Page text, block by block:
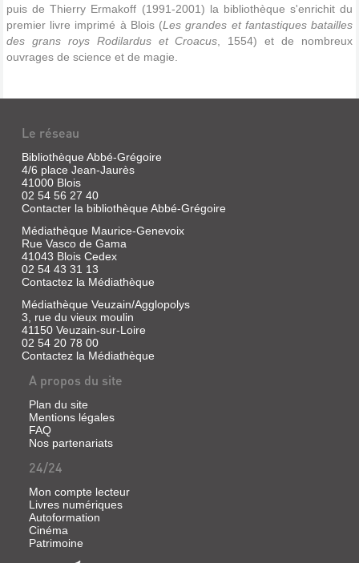
puis de Thierry Ermakoff (1991-2001) la bibliothèque s'enrichit du
premier livre imprimé à Blois (Les grandes et fantastiques batailles
des grans roys Rodilardus et Croacus , 1554) et de nombreux
ouvrages de science et de magie.
Le réseau
Bibliothèque Abbé-Grégoire
4/6 place Jean-Jaurès
41000 Blois
02 54 56 27 40
Contacter la bibliothèque Abbé-Grégoire
Médiathèque Maurice-Genevoix
Rue Vasco de Gama
41043 Blois Cedex
02 54 43 31 13
Contactez la Médiathèque
Médiathèque Veuzain/Agglopolys
3, rue du vieux moulin
41150 Veuzain-sur-Loire
02 54 20 78 00
Contactez la Médiathèque
A propos du site
Plan du site
Mentions légales
FAQ
Nos partenariats
24/24
Mon compte lecteur
Livres numériques
Autoformation
Cinéma
Patrimoine